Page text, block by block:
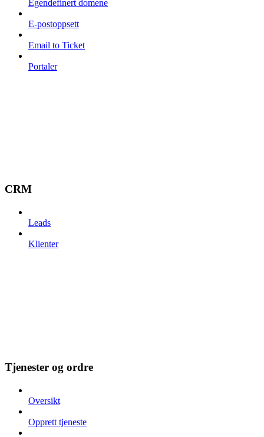
Egendefinert domene
E-postoppsett
Email to Ticket
Portaler
CRM
Leads
Klienter
Tjenester og ordre
Oversikt
Opprett tjeneste